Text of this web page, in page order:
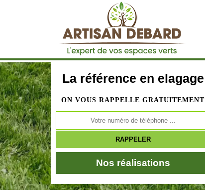
La référence en elagage
ON VOUS RAPPELLE GRATUITEMENT
Nos réalisations